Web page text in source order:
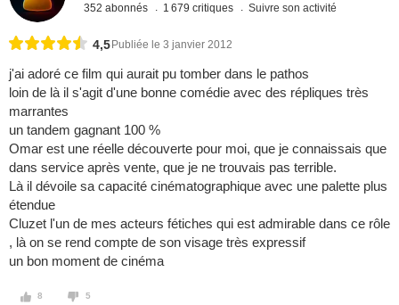
352 abonnés 1 679 critiques Suivre son activité
4,5 Publiée le 3 janvier 2012
j'ai adoré ce film qui aurait pu tomber dans le pathos
loin de là il s'agit d'une bonne comédie avec des répliques très
marrantes
un tandem gagnant 100 %
Omar est une réelle découverte pour moi, que je connaissais que
dans service après vente, que je ne trouvais pas terrible.
Là il dévoile sa capacité cinématographique avec une palette plus
étendue
Cluzet l'un de mes acteurs fétiches qui est admirable dans ce rôle
, là on se rend compte de son visage très expressif
un bon moment de cinéma
8 5